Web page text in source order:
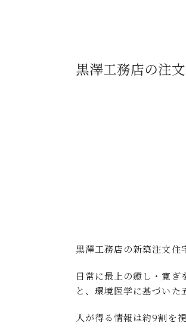
黒澤工務店の注
黒澤工務店の新築注文住
日常に最上の癒し・寛
と、環境医学に基づいた
人が得る情報は約9割を